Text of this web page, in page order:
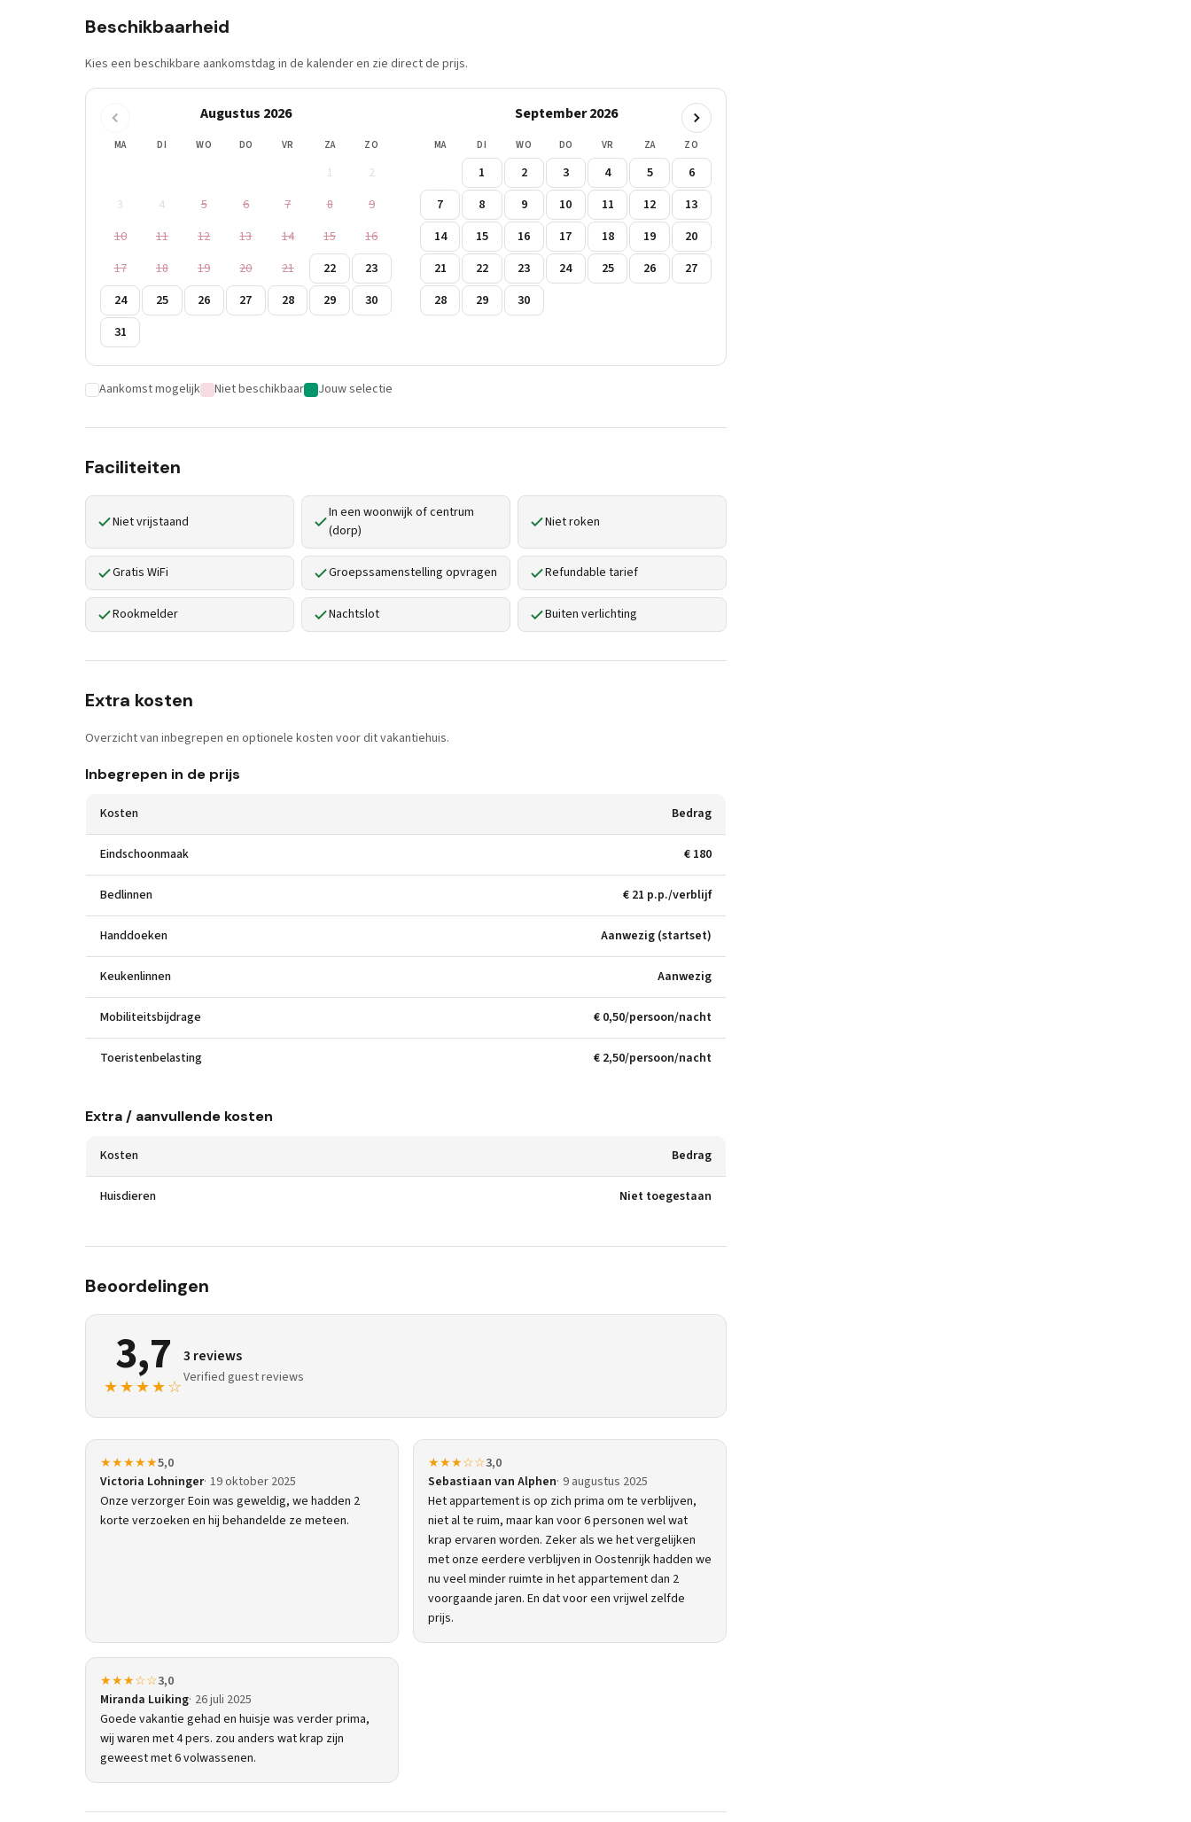
Beschikbaarheid
Kies een beschikbare aankomstdag in de kalender en zie direct de prijs.
Augustus 2026
MA DI WO DO VR ZA ZO
1
2
3
4 5 6 7 8
9
10
11 12 13 14 15
16
17
18 19 20 21 22
23
24
25 26 27 28 29
30
31
September 2026
MA DI WO DO VR ZA ZO
1 2 3 4 5
6
7
8 9 10 11 12
13
14
15 16 17 18 19
20
21
22 23 24 25 26
27
28
29 30
Aankomst mogelijk Niet beschikbaar Jouw selectie
Faciliteiten
Niet vrijstaand
In een woonwijk of centrum
(dorp)
Niet roken
Gratis WiFi Groepssamenstelling opvragen Refundable tarief
Rookmelder Nachtslot Buiten verlichting
Extra kosten
Overzicht van inbegrepen en optionele kosten voor dit vakantiehuis.
Inbegrepen in de prijs
Kosten Bedrag
Eindschoonmaak € 180
Bedlinnen € 21 p.p./verblijf
Handdoeken Aanwezig (startset)
Keukenlinnen Aanwezig
Mobiliteitsbijdrage € 0,50/persoon/nacht
Toeristenbelasting € 2,50/persoon/nacht
Extra / aanvullende kosten
Kosten Bedrag
Huisdieren Niet toegestaan
Beoordelingen
3,7
★★★★☆
3 reviews
Verified guest reviews
★★★★★5,0
Victoria Lohninger 19 oktober 2025
Onze verzorger Eoin was geweldig, we hadden 2
korte verzoeken en hij behandelde ze meteen.
★★★☆☆3,0
Sebastiaan van Alphen 9 augustus 2025
Het appartement is op zich prima om te verblijven,
niet al te ruim, maar kan voor 6 personen wel wat
krap ervaren worden. Zeker als we het vergelijken
met onze eerdere verblijven in Oostenrijk hadden we
nu veel minder ruimte in het appartement dan 2
voorgaande jaren. En dat voor een vrijwel zelfde
prijs.
★★★☆☆3,0
Miranda Luiking 26 juli 2025
Goede vakantie gehad en huisje was verder prima,
wij waren met 4 pers. zou anders wat krap zijn
geweest met 6 volwassenen.